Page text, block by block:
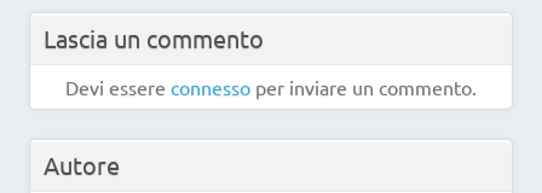
Lascia un commento
Devi essere connesso per inviare un commento.
Autore